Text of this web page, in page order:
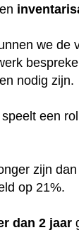
we de
nodig zijn.
speelt een
zijn
op 21%.
dan 2 jaar